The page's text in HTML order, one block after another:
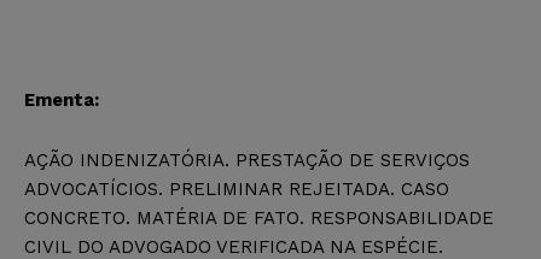
Ementa:
AÇÃO INDENIZATÓRIA. PRESTAÇÃO DE SERVIÇOS
ADVOCATÍCIOS. PRELIMINAR REJEITADA. CASO
CONCRETO. MATÉRIA DE FATO. RESPONSABILIDADE
CIVIL DO ADVOGADO VERIFICADA NA ESPÉCIE.